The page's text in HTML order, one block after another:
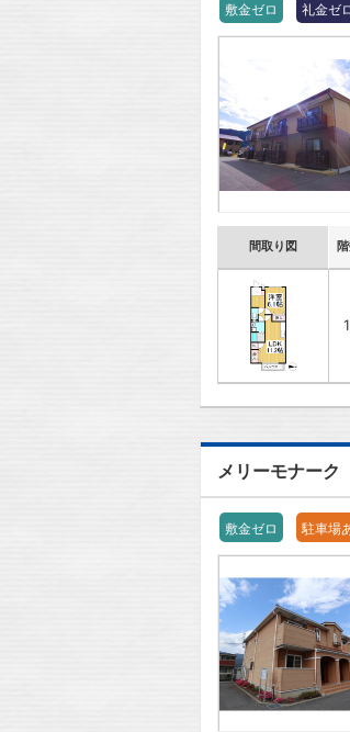
敷金ゼロ 礼金ゼ
間取り図
メリーモナーク
敷金ゼロ 駐車場